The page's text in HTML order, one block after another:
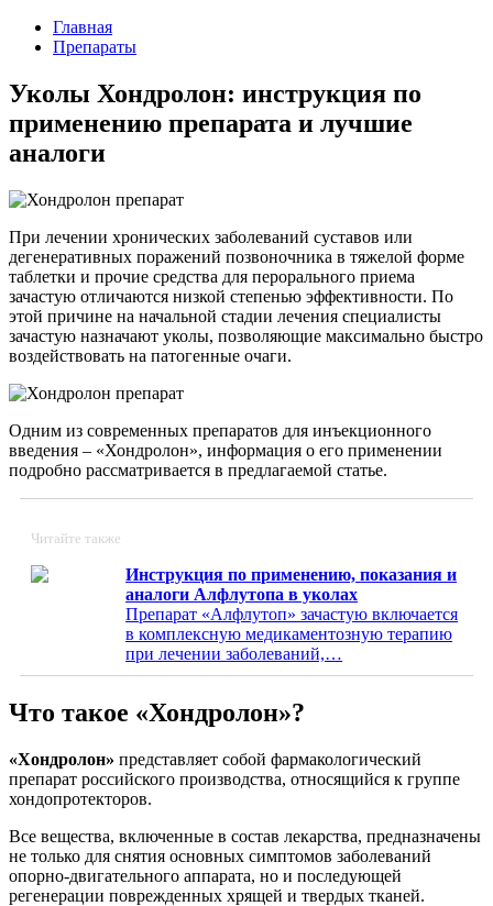
Главная
Препараты
Уколы Хондролон: инструкция по
применению препарата и лучшие
аналоги
При лечении хронических заболеваний суставов или
дегенеративных поражений позвоночника в тяжелой форме
таблетки и прочие средства для перорального приема
зачастую отличаются низкой степенью эффективности. По
этой причине на начальной стадии лечения специалисты
зачастую назначают уколы, позволяющие максимально быстро
воздействовать на патогенные очаги.
Одним из современных препаратов для инъекционного
введения – «Хондролон», информация о его применении
подробно рассматривается в предлагаемой статье.
Читайте также
Инструкция по применению, показания и
аналоги Алфлутопа в уколах
Препарат «Алфлутоп» зачастую включается
в комплексную медикаментозную терапию
при лечении заболеваний,…
Что такое «Хондролон»?
«Хондролон» представляет собой фармакологический
препарат российского производства, относящийся к группе
хондопротекторов.
Все вещества, включенные в состав лекарства, предназначены
не только для снятия основных симптомов заболеваний
опорно-двигательного аппарата, но и последующей
регенерации поврежденных хрящей и твердых тканей.